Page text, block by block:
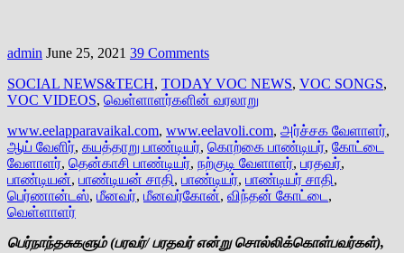
admin June 25, 2021 39 Comments
SOCIAL NEWS&TECH, TODAY VOC NEWS, VOC SONGS,
VOC VIDEOS, வெள்ளாளர்களின் வரலாறு
www.eelapparavaikal.com, www.eelavoli.com, அர்ச்சக வேளாளர்,
ஆய் வேளிர், கயத்தாறு பாண்டியர், கொற்கை பாண்டியர், கோட்டை
வேளாளர், தென்காசி பாண்டியர், நற்குடி வேளாளர், பரதவர்,
பாண்டியன், பாண்டியன் சாதி, பாண்டியர், பாண்டியர் சாதி,
பெர்ணான்டஸ், மீனவர், மீனவர்கோன், விந்தன் கோட்டை ,
வெள்ளாளர்
பெர்நாந்தசுகளும் (பரவர்/ பரதவர் என்று சொல்லிக்கொள்பவர்கள்),